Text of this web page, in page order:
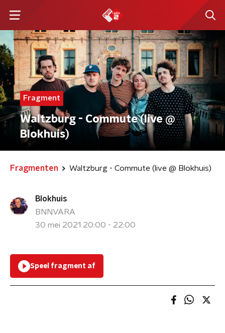
Fragment
Waltzburg - Commute (live @
Blokhuis)
Fragmenten Waltzburg - Commute (live @ Blokhuis)
Blokhuis
BNNVARA
30 mei 2021 20:00 - 22:00
Speel fragment af